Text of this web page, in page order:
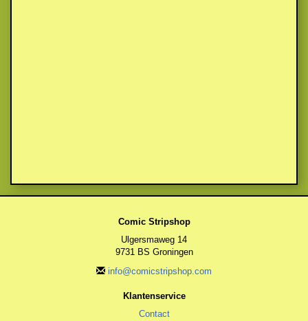
Comic Stripshop
Ulgersmaweg 14
9731 BS Groningen
info@comicstripshop.com
Klantenservice
Contact